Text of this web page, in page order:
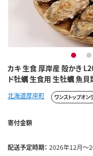
カキ 生食 厚岸産 殻かき
ド牡蠣 生食用 生牡蠣 魚貝
1 2
北海道厚岸町 ワンストップオ
寄付金額
配送予定時期： 2026年12月～